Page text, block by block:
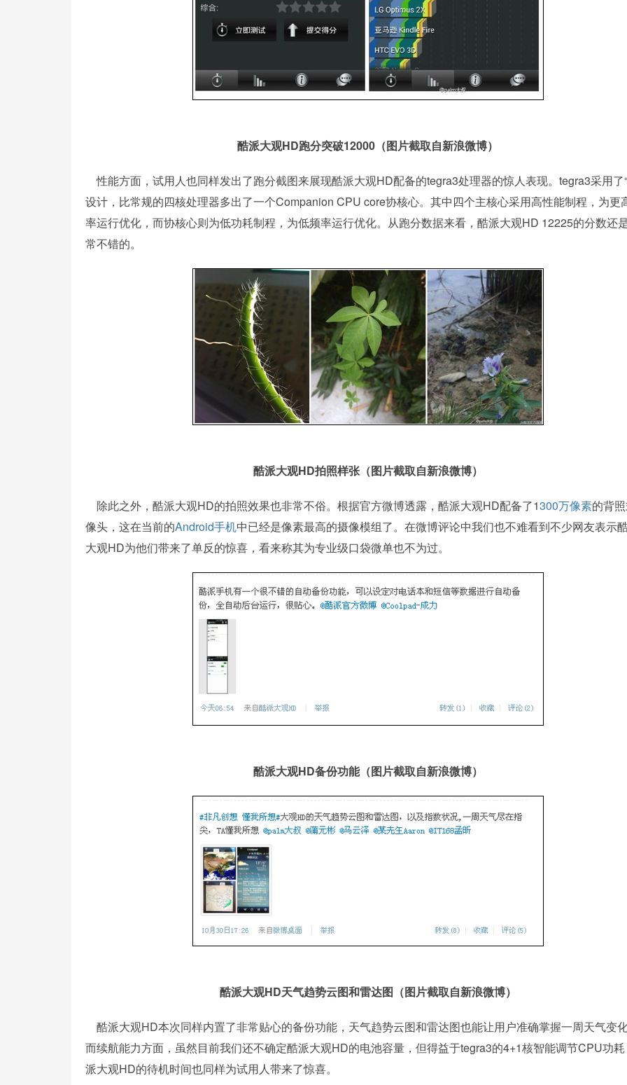
酷派大观HD跑分突破12000（图片截取自新浪微博）
性能方面，试用人也同样发出了跑分截图来展现酷派大观HD配备的tegra3处理器的惊人表现。tegra3采用了
设计，比常规的四核处理器多出了一个Companion CPU core协核心。其中四个主核心采用高性能制程，为更
率运行优化，而协核心则为低功耗制程，为低频率运行优化。从跑分数据来看，酷派大观HD 12225的分数还
常不错的。
酷派大观HD拍照样张（图片截取自新浪微博）
除此之外，酷派大观HD的拍照效果也非常不俗。根据官方微博透露，酷派大观HD配备了1300万像素的背
像头，这在当前的Android手机中已经是像素最高的摄像模组了。在微博评论中我们也不难看到不少网友表示
大观HD为他们带来了单反的惊喜，看来称其为专业级口袋微单也不为过。
酷派大观HD备份功能（图片截取自新浪微博）
酷派大观HD天气趋势云图和雷达图（图片截取自新浪微博）
酷派大观HD本次同样内置了非常贴心的备份功能，天气趋势云图和雷达图也能让用户准确掌握一周天气变化
而续航能力方面，虽然目前我们还不确定酷派大观HD的电池容量，但得益于tegra3的4+1核智能调节CPU功
派大观HD的待机时间也同样为试用人带来了惊喜。